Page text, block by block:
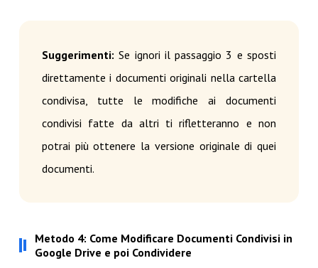
Suggerimenti: Se ignori il passaggio 3 e sposti
direttamente i documenti originali nella cartella
condivisa, tutte le modifiche ai documenti
condivisi fatte da altri ti rifletteranno e non
potrai più ottenere la versione originale di quei
documenti.
Metodo 4: Come Modificare Documenti Condivisi in
Google Drive e poi Condividere